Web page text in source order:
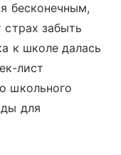
бесконечным,
страх забыть
к школе далась
лист
школьного
для